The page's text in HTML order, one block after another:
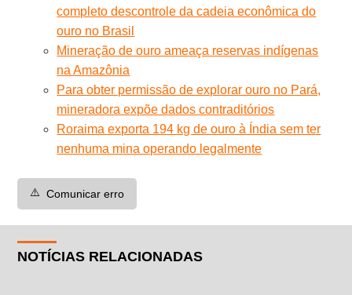
completo descontrole da cadeia econômica do
ouro no Brasil
Mineração de ouro ameaça reservas indígenas
na Amazônia
Para obter permissão de explorar ouro no Pará,
mineradora expõe dados contraditórios
Roraima exporta 194 kg de ouro à Índia sem ter
nenhuma mina operando legalmente
⚠️ Comunicar erro
NOTÍCIAS RELACIONADAS